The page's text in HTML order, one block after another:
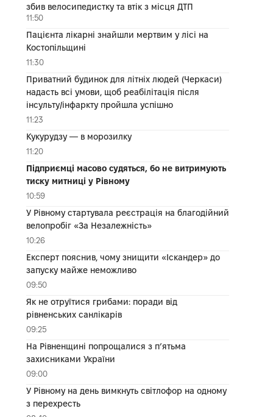
збив велосипедистку та втік з місця ДТП
11:50
Пацієнта лікарні знайшли мертвим у лісі на
Костопільщині
11:30
Приватний будинок для літніх людей (Черкаси)
надасть всі умови, щоб реабілітація після
інсульту/інфаркту пройшла успішно
11:23
Кукурудзу — в морозилку
11:20
Підприємці масово судяться, бо не витримують
тиску митниці у Рівному
10:59
У Рівному стартувала реєстрація на благодійний
велопробіг «За Незалежність»
10:26
Експерт пояснив, чому знищити «Іскандер» до
запуску майже неможливо
09:50
Як не отруїтися грибами: поради від
рівненських санлікарів
09:25
На Рівненщині попрощалися з п’ятьма
захисниками України
09:00
У Рівному на день вимкнуть світлофор на одному
з перехресть